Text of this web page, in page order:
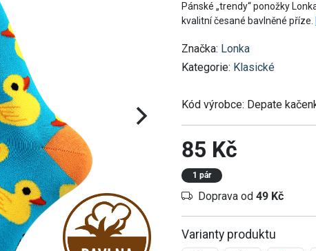
Pánské „trendy“ ponožky
kvalitní česané bavlněné příze.
Značka: Lonka
Kategorie: Klasické
Kód výrobce: Depate
85 Kč
1 pár
Doprava od 49 Kč
Varianty produktu